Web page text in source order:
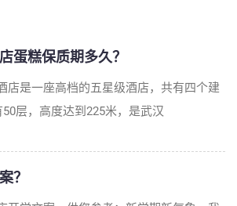
蛋糕保质期多久？
店是一座高档的五星级酒店，共有四个建
层，高度达到225米，是武汉
？